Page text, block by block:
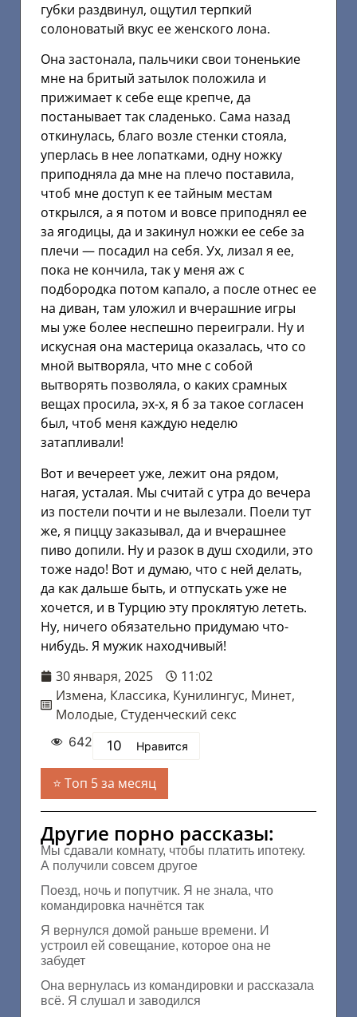
губки раздвинул, ощутил терпкий
солоноватый вкус ее женского лона.
Она застонала, пальчики свои тоненькие
мне на бритый затылок положила и
прижимает к себе еще крепче, да
постанывает так сладенько. Сама назад
откинулась, благо возле стенки стояла,
уперлась в нее лопатками, одну ножку
приподняла да мне на плечо поставила,
чтоб мне доступ к ее тайным местам
открылся, а я потом и вовсе приподнял ее
за ягодицы, да и закинул ножки ее себе за
плечи — посадил на себя. Ух, лизал я ее,
пока не кончила, так у меня аж с
подбородка потом капало, а после отнес ее
на диван, там уложил и вчерашние игры
мы уже более неспешно переиграли. Ну и
искусная она мастерица оказалась, что со
мной вытворяла, что мне с собой
вытворять позволяла, о каких срамных
вещах просила, эх-х, я б за такое согласен
был, чтоб меня каждую неделю
затапливали!
Вот и вечереет уже, лежит она рядом,
нагая, усталая. Мы считай с утра до вечера
из постели почти и не вылезали. Поели тут
же, я пиццу заказывал, да и вчерашнее
пиво допили. Ну и разок в душ сходили, это
тоже надо! Вот и думаю, что с ней делать,
да как дальше быть, и отпускать уже не
хочется, и в Турцию эту проклятую лететь.
Ну, ничего обязательно придумаю что-
нибудь. Я мужик находчивый!
30 января, 2025
11:02
Измена, Классика, Кунилингус, Минет,
Молодые, Студенческий секс
642 10 Нравится
Топ 5 за месяц
Другие порно рассказы:
Мы сдавали комнату, чтобы платить ипотеку.
А получили совсем другое
Поезд, ночь и попутчик. Я не знала, что
командировка начнётся так
Я вернулся домой раньше времени. И
устроил ей совещание, которое она не
забудет
Она вернулась из командировки и рассказала
всё. Я слушал и заводился